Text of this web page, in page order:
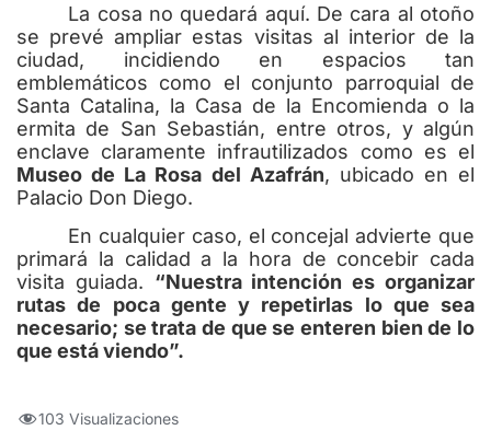
La cosa no quedará aquí. De cara al otoño
se prevé ampliar estas visitas al interior de la
ciudad, incidiendo en espacios tan
emblemáticos como el conjunto parroquial de
Santa Catalina, la Casa de la Encomienda o la
ermita de San Sebastián, entre otros, y algún
enclave claramente infrautilizados como es el
Museo de La Rosa del Azafrán, ubicado en el
Palacio Don Diego.
En cualquier caso, el concejal advierte que
primará la calidad a la hora de concebir cada
visita guiada. “Nuestra intención es organizar
rutas de poca gente y repetirlas lo que sea
necesario; se trata de que se enteren bien de lo
que está viendo”.
103 Visualizaciones